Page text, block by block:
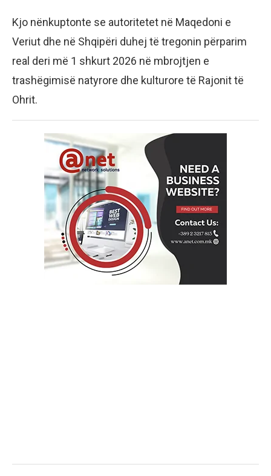
Kjo nënkuptonte se autoritetet në Maqedoni e
Veriut dhe në Shqipëri duhej të tregonin përparim
real deri më 1 shkurt 2026 në mbrojtjen e
trashëgimisë natyrore dhe kulturore të Rajonit të
Ohrit.